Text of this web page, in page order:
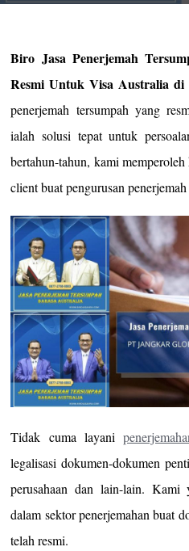
Biro Jasa Penerjemah
Resmi Untuk Visa Australia di
penerjemah tersumpah yang
ialah solusi tepat untuk
bertahun-tahun, kami
client buat pengurusan
Tidak cuma layani
legalisasi dokumen-dokumen
perusahaan dan lain-lain. Kami
dalam sektor penerjemahan buat
telah resmi.